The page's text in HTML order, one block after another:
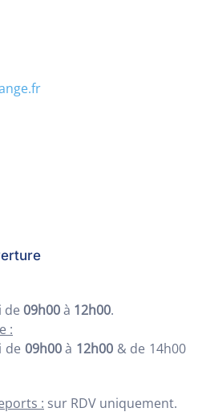
de 09h00à 12h00.
:
de 09h00à 12h00& de 14h00
: sur RDV uniquement.